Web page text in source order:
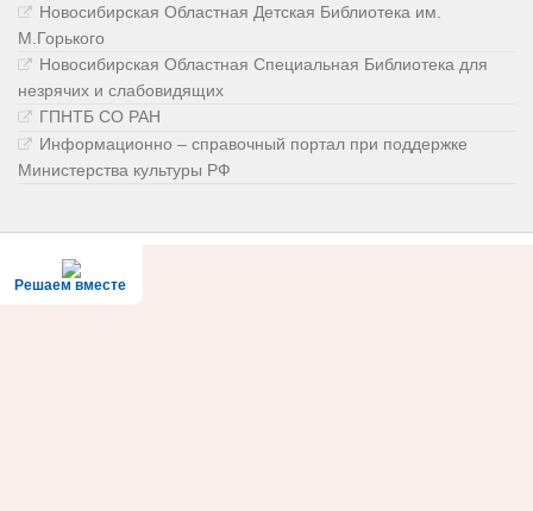
Новосибирская Областная Детская Библиотека им.
М.Горького
Новосибирская Областная Специальная Библиотека для
незрячих и слабовидящих
ГПНТБ СО РАН
Информационно – справочный портал при поддержке
Министерства культуры РФ
Решаем вместе